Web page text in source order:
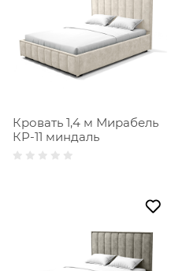
Кровать 1,4 м Мирабель
КР-11 миндаль